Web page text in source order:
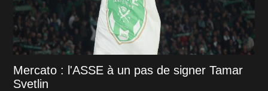
Mercato : l'ASSE à un pas de signer Tamar
Svetlin